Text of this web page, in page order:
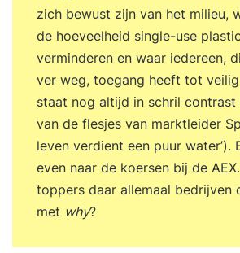
zich bewust zijn van het milieu,
de hoeveelheid single-use
verminderen en waar iedereen,
ver weg, toegang heeft tot veilig
staat nog altijd in schril
van de flesjes van marktleider
leven verdient een puur water’).
even naar de koersen bij de
toppers daar allemaal bedrijven
met why?